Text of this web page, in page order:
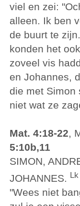
viel en zei:
alleen. Ik ben
de buurt te
konden het
zoveel vis
en Johannes,
die met Simon
niet wat ze
Mat. 4:18-22,
5:10b,11
SIMON,
JOHANNES. Lk
"Wees niet